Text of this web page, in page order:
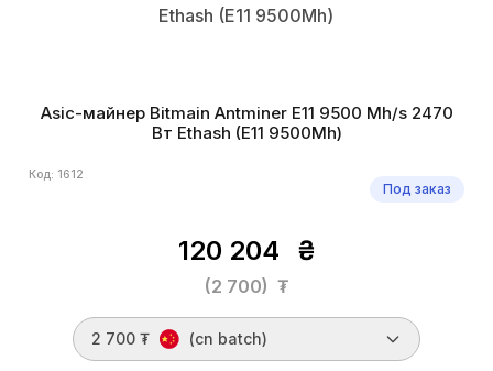
Asic-майнер Bitmain Antminer E11 9500 Mh/s 2470
Вт Ethash (E11 9500Mh)
Код: 1612
Под заказ
120 204 ₴
(2 700) ₮
2 700 ₮ (cn batch)